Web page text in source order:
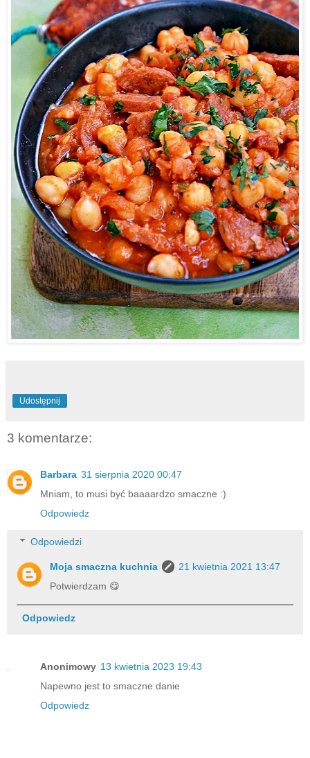
Udostępnij
3 komentarze:
Barbara 31 sierpnia 2020 00:47
Mniam, to musi być baaaardzo smaczne :)
Odpowiedz
Odpowiedzi
Moja smaczna kuchnia
21 kwietnia 2021 13:47
Potwierdzam 😋
Odpowiedz
Anonimowy 13 kwietnia 2023 19:43
Napewno jest to smaczne danie
Odpowiedz